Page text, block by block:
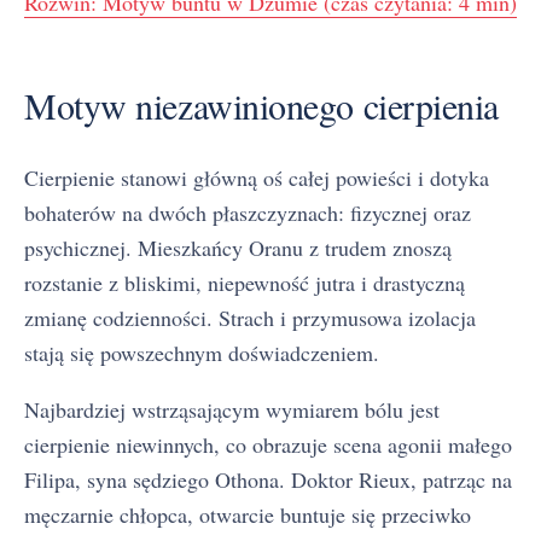
Motyw niezawinionego cierpienia
Cierpienie stanowi główną oś całej powieści i dotyka
bohaterów na dwóch płaszczyznach: fizycznej oraz
psychicznej. Mieszkańcy Oranu z trudem znoszą
rozstanie z bliskimi, niepewność jutra i drastyczną
zmianę codzienności. Strach i przymusowa izolacja
stają się powszechnym doświadczeniem.
Najbardziej wstrząsającym wymiarem bólu jest
cierpienie niewinnych, co obrazuje scena agonii małego
Filipa, syna sędziego Othona. Doktor Rieux, patrząc na
męczarnie chłopca, otwarcie buntuje się przeciwko